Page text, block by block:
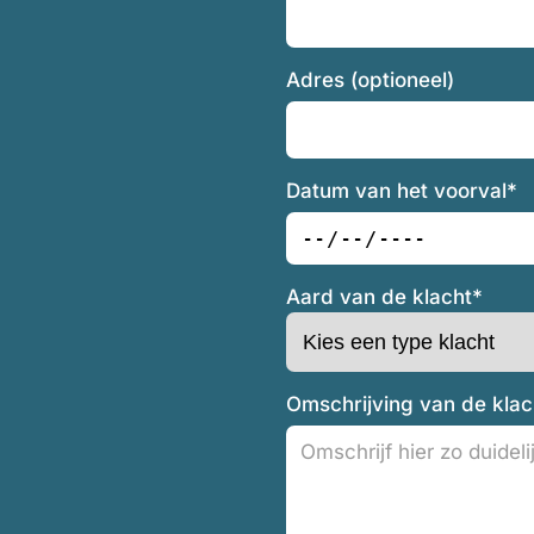
Adres (optioneel)
Datum van het voorval*
Aard van de klacht*
Omschrijving van de